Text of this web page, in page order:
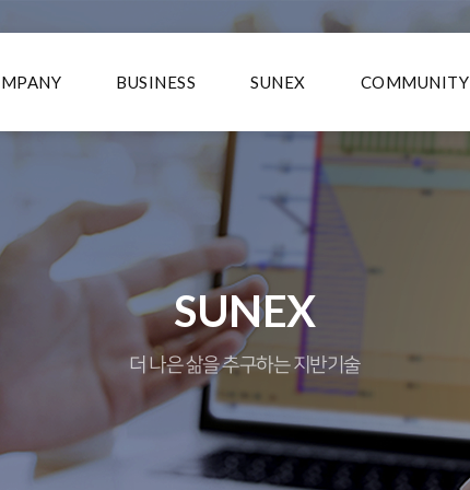
BUSINESS SUNEX COMMUNITY
SUNEX
더 나은 삶을 추구하는 지반기술